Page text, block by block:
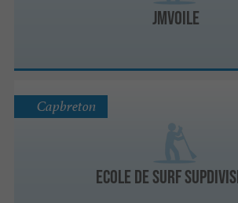
JMvoile
Ecole de surf
Capbreton